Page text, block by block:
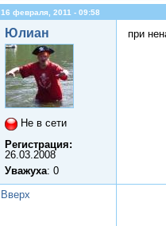
16 февраля, 2011 - 09:58
Юлиан
Не в сети
Регистрация:
26.03.2008
Уважуха: 0
при
Вверх